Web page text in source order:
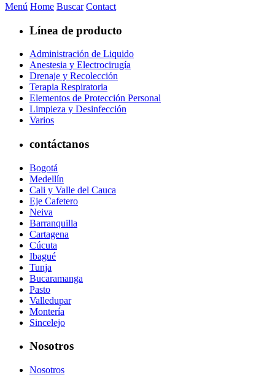
Menú Home Buscar Contact
Línea de producto
Administración de Liquido
Anestesia y Electrocirugía
Drenaje y Recolección
Terapia Respiratoria
Elementos de Protección Personal
Limpieza y Desinfección
Varios
contáctanos
Bogotá
Medellín
Cali y Valle del Cauca
Eje Cafetero
Neiva
Barranquilla
Cartagena
Cúcuta
Ibagué
Tunja
Bucaramanga
Pasto
Valledupar
Montería
Sincelejo
Nosotros
Nosotros